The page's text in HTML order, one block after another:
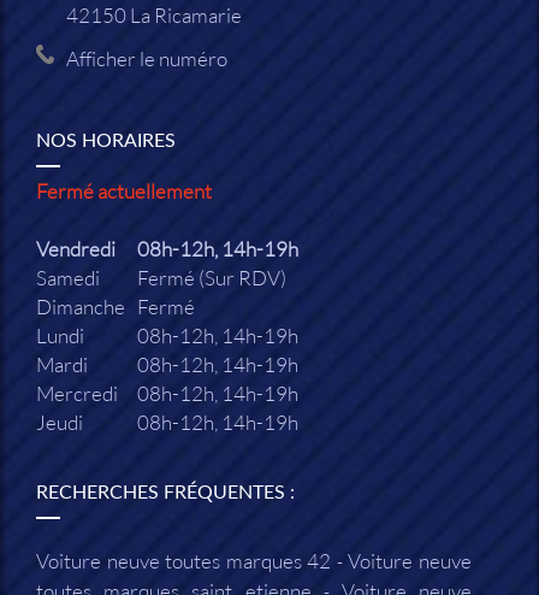
42150La Ricamarie
Afficher le numéro
NOS HORAIRES
Fermé actuellement
Vendredi
08h-12h, 14h-19h
Samedi
Fermé (Sur RDV)
Dimanche Fermé
Lundi
08h-12h, 14h-19h
Mardi
08h-12h, 14h-19h
Mercredi
08h-12h, 14h-19h
Jeudi
08h-12h, 14h-19h
RECHERCHES FRÉQUENTES :
Voiture neuve toutes marques 42
Voiture neuve